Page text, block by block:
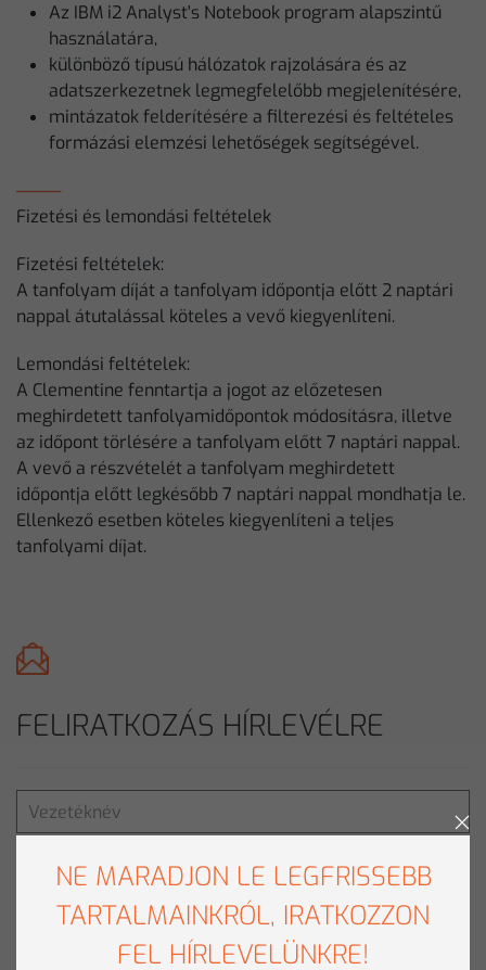
Az IBM i2 Analyst's Notebook program alapszintű
használatára,
különböző típusú hálózatok rajzolására és az
adatszerkezetnek legmegfelelőbb megjelenítésére,
mintázatok felderítésére a filterezési és feltételes
formázási elemzési lehetőségek segítségével.
Fizetési és lemondási feltételek
Fizetési feltételek:
A tanfolyam díját a tanfolyam időpontja előtt 2 naptári
nappal átutalással köteles a vevő kiegyenlíteni.
Lemondási feltételek:
A Clementine fenntartja a jogot az előzetesen
meghirdetett tanfolyamidőpontok módosításra, illetve
az időpont törlésére a tanfolyam előtt 7 naptári nappal.
A vevő a részvételét a tanfolyam meghirdetett
időpontja előtt legkésőbb 7 naptári nappal mondhatja le.
Ellenkező esetben köteles kiegyenlíteni a teljes
tanfolyami díjat.
FELIRATKOZÁS HÍRLEVÉLRE
NE MARADJON LE LEGFRISSEBB
TARTALMAINKRÓL, IRATKOZZON
FEL HÍRLEVELÜNKRE!